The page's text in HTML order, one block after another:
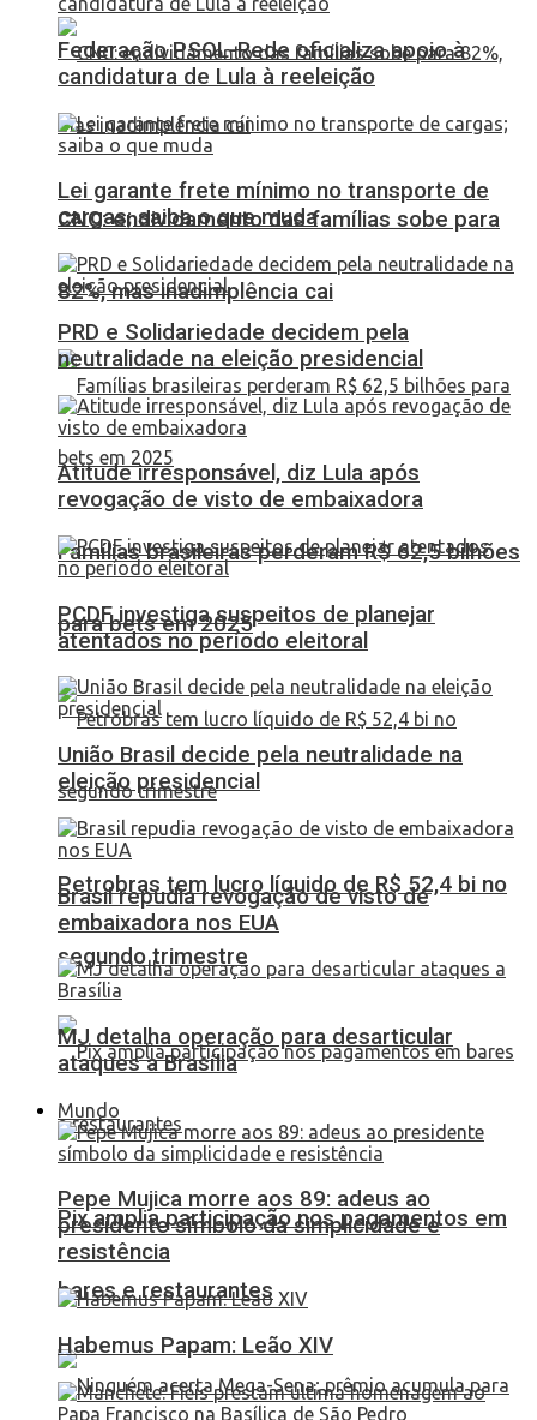
CNC: endividamento das famílias sobe para
82%, mas inadimplência cai
Famílias brasileiras perderam R$ 62,5 bilhões
para bets em 2025
Petrobras tem lucro líquido de R$ 52,4 bi no
segundo trimestre
Pix amplia participação nos pagamentos em
bares e restaurantes
Federação PSOL-Rede oficializa apoio à
candidatura de Lula à reeleição
Lei garante frete mínimo no transporte de
cargas; saiba o que muda
PRD e Solidariedade decidem pela
neutralidade na eleição presidencial
Atitude irresponsável, diz Lula após
revogação de visto de embaixadora
PCDF investiga suspeitos de planejar
atentados no período eleitoral
União Brasil decide pela neutralidade na
eleição presidencial
Brasil repudia revogação de visto de
embaixadora nos EUA
MJ detalha operação para desarticular
ataques a Brasília
Mundo
Pepe Mujica morre aos 89: adeus ao
presidente símbolo da simplicidade e
resistência
Habemus Papam: Leão XIV